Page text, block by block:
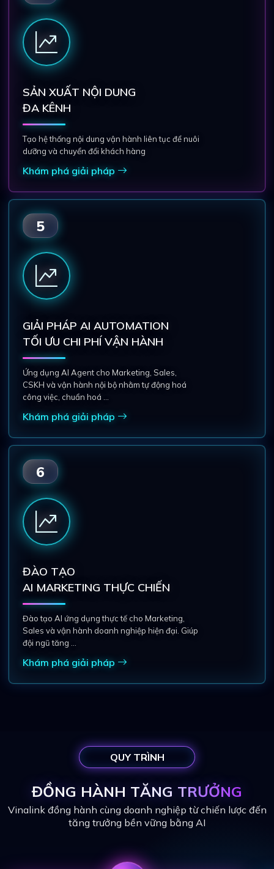
SẢN XUẤT NỘI DUNG
ĐA KÊNH
Tạo hệ thống nội dung vận hành liên tục để nuôi
dưỡng và chuyển đổi khách hàng
Khám phá giải pháp
5
GIẢI PHÁP AI AUTOMATION
TỐI ƯU CHI PHÍ VẬN HÀNH
Ứng dụng AI Agent cho Marketing, Sales,
CSKH và vận hành nội bộ nhằm tự động hoá
công việc, chuẩn hoá ...
Khám phá giải pháp
6
ĐÀO TẠO
AI MARKETING THỰC CHIẾN
Đào tạo AI ứng dụng thực tế cho Marketing,
Sales và vận hành doanh nghiệp hiện đại. Giúp
đội ngũ tăng ...
Khám phá giải pháp
QUY TRÌNH
ĐỒNG HÀNH TĂNG TRƯỞNG
Vinalink đồng hành cùng doanh nghiệp từ chiến lược đến
tăng trưởng bền vững bằng AI